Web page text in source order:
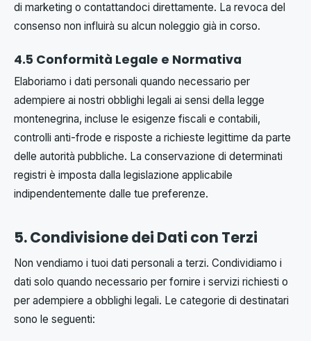
di marketing o contattandoci direttamente. La revoca del
consenso non influirà su alcun noleggio già in corso.
4.5 Conformità Legale e Normativa
Elaboriamo i dati personali quando necessario per
adempiere ai nostri obblighi legali ai sensi della legge
montenegrina, incluse le esigenze fiscali e contabili,
controlli anti-frode e risposte a richieste legittime da parte
delle autorità pubbliche. La conservazione di determinati
registri è imposta dalla legislazione applicabile
indipendentemente dalle tue preferenze.
5. Condivisione dei Dati con Terzi
Non vendiamo i tuoi dati personali a terzi. Condividiamo i
dati solo quando necessario per fornire i servizi richiesti o
per adempiere a obblighi legali. Le categorie di destinatari
sono le seguenti: